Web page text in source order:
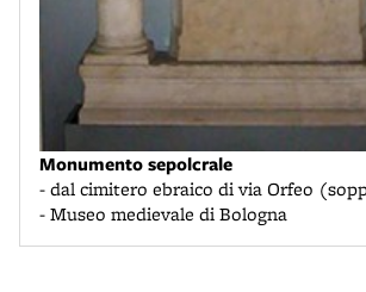
Monumento sepolcrale
- dal cimitero ebraico di via Orfeo
- Museo medievale di Bologna